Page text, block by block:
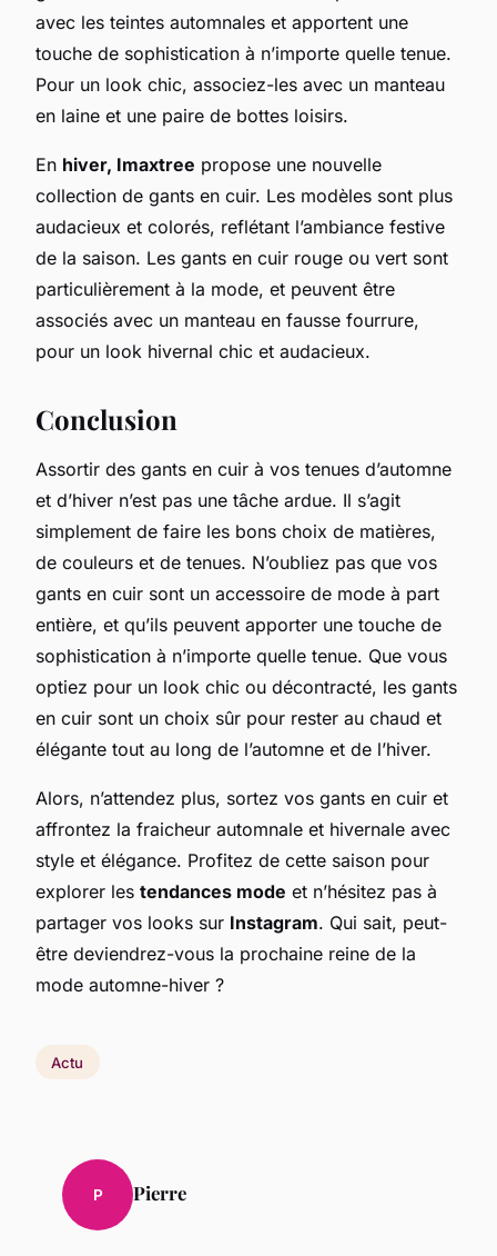
avec les teintes automnales et apportent une
touche de sophistication à n’importe quelle tenue.
Pour un look chic, associez-les avec un manteau
en laine et une paire de bottes loisirs.
En hiver, Imaxtree propose une nouvelle
collection de gants en cuir. Les modèles sont plus
audacieux et colorés, reflétant l’ambiance festive
de la saison. Les gants en cuir rouge ou vert sont
particulièrement à la mode, et peuvent être
associés avec un manteau en fausse fourrure,
pour un look hivernal chic et audacieux.
Conclusion
Assortir des gants en cuir à vos tenues d’automne
et d’hiver n’est pas une tâche ardue. Il s’agit
simplement de faire les bons choix de matières,
de couleurs et de tenues. N’oubliez pas que vos
gants en cuir sont un accessoire de mode à part
entière, et qu’ils peuvent apporter une touche de
sophistication à n’importe quelle tenue. Que vous
optiez pour un look chic ou décontracté, les gants
en cuir sont un choix sûr pour rester au chaud et
élégante tout au long de l’automne et de l’hiver.
Alors, n’attendez plus, sortez vos gants en cuir et
affrontez la fraicheur automnale et hivernale avec
style et élégance. Profitez de cette saison pour
explorer les tendances mode et n’hésitez pas à
partager vos looks sur Instagram. Qui sait, peut-
être deviendrez-vous la prochaine reine de la
mode automne-hiver ?
Actu
P Pierre